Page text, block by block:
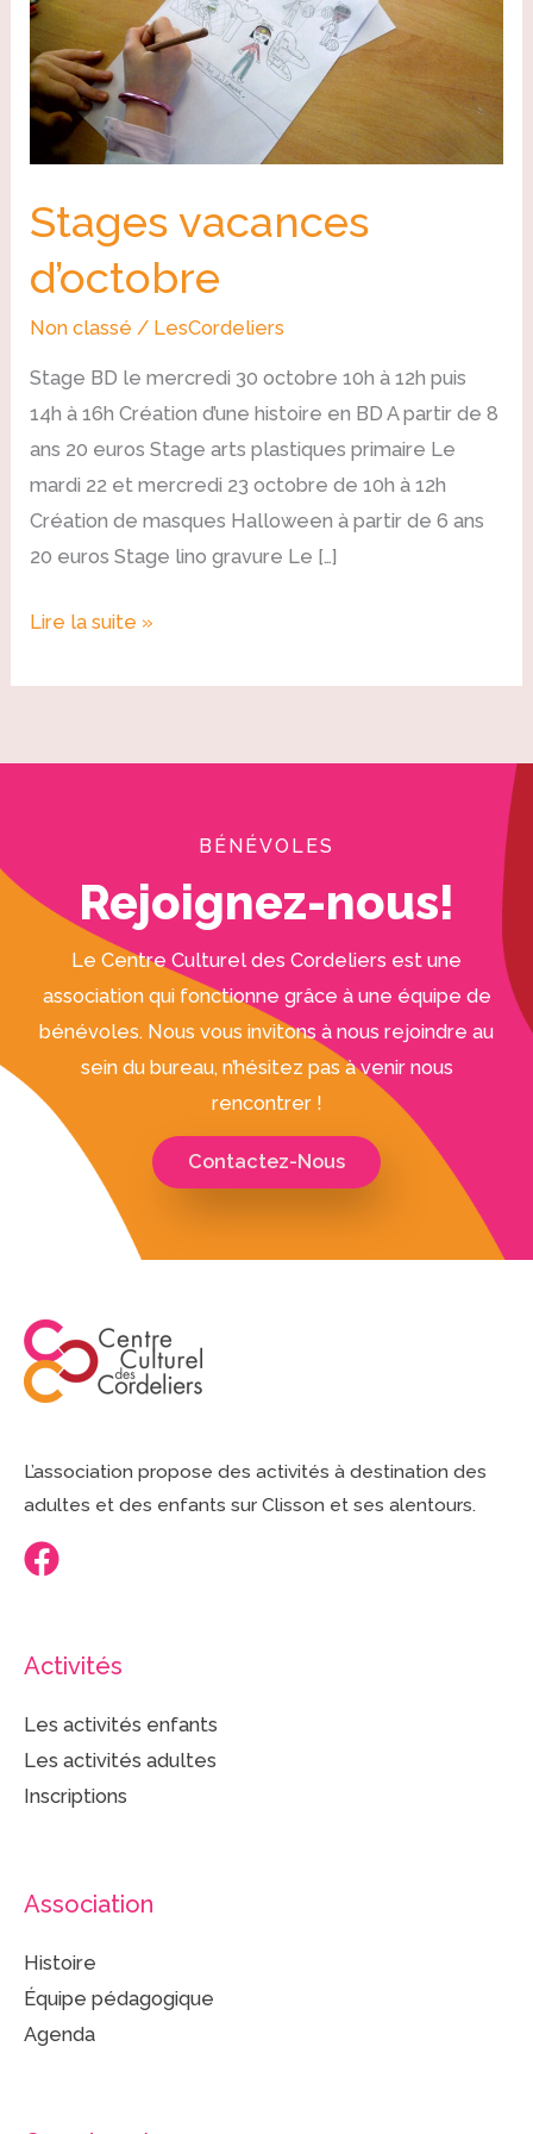
Stages vacances
d’octobre
Non classé / LesCordeliers
Stage BD le mercredi 30 octobre 10h à 12h puis
14h à 16h Création d’une histoire en BD A partir de 8
ans 20 euros Stage arts plastiques primaire Le
mardi 22 et mercredi 23 octobre de 10h à 12h
Création de masques Halloween à partir de 6 ans
20 euros Stage lino gravure Le […]
Lire la suite »
BÉNÉVOLES
Rejoignez-nous!
Le Centre Culturel des Cordeliers est une
association qui fonctionne grâce à une équipe de
bénévoles. Nous vous invitons à nous rejoindre au
sein du bureau, n’hésitez pas à venir nous
rencontrer !
Contactez-Nous
L’association propose des activités à destination des
adultes et des enfants sur Clisson et ses alentours.
Activités
Les activités enfants
Les activités adultes
Inscriptions
Association
Histoire
Équipe pédagogique
Agenda